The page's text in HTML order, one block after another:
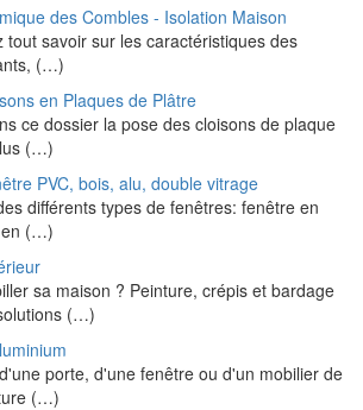
des Combles - Isolation Maison
tout savoir sur les caractéristiques des
(…)
en Plaques de Plâtre
ce dossier la pose des cloisons de plaque
(…)
PVC, bois, alu, double vitrage
différents types de fenêtres: fenêtre en
en (…)
sa maison ? Peinture, crépis et bardage
(…)
porte, d'une fenêtre ou d'un mobilier de
(…)